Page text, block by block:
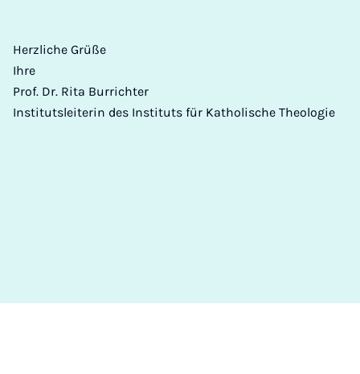
Herzliche Grüße
Ihre
Prof. Dr. Rita Burrichter
Institutsleiterin des Instituts für Katholische Theologie